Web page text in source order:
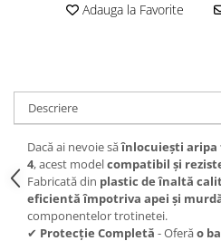
Adauga la Favorite
Descriere
Dacă ai nevoie săînlocuiești
4, acest modelcompatibil și
Fabricată din plastic de înaltă
eficientă împotriva apei și
componentelor trotinetei.
✔ Protecție Completă - Oferăo